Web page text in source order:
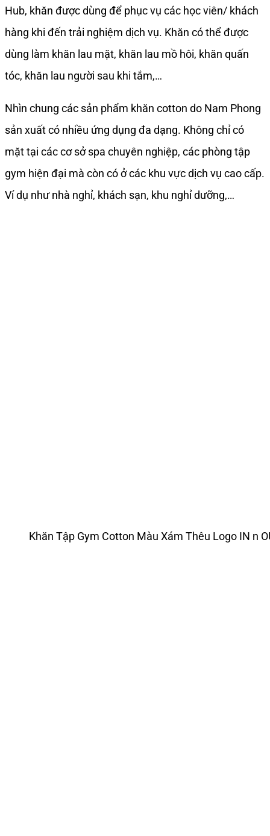
Hub, khăn được dùng để phục vụ các học viên/ khách
hàng khi đến trải nghiệm dịch vụ. Khăn có thể được
dùng làm khăn lau mặt, khăn lau mồ hôi, khăn quấn
tóc, khăn lau người sau khi tắm,…
Nhìn chung các sản phẩm khăn cotton do Nam Phong
sản xuất có nhiều ứng dụng đa dạng. Không chỉ có
mặt tại các cơ sở spa chuyên nghiệp, các phòng tập
gym hiện đại mà còn có ở các khu vực dịch vụ cao cấp.
Ví dụ như nhà nghỉ, khách sạn, khu nghỉ dưỡng,…
Khăn Tập Gym Cotton Màu Xám Thêu Logo IN n